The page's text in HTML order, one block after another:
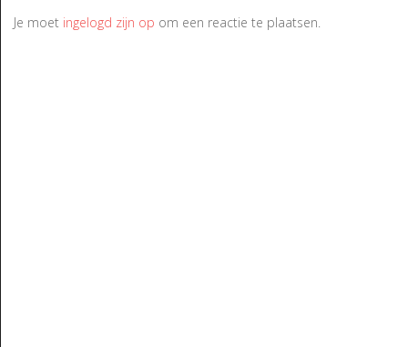
Je moet ingelogd zijn op om een reactie te plaatsen.